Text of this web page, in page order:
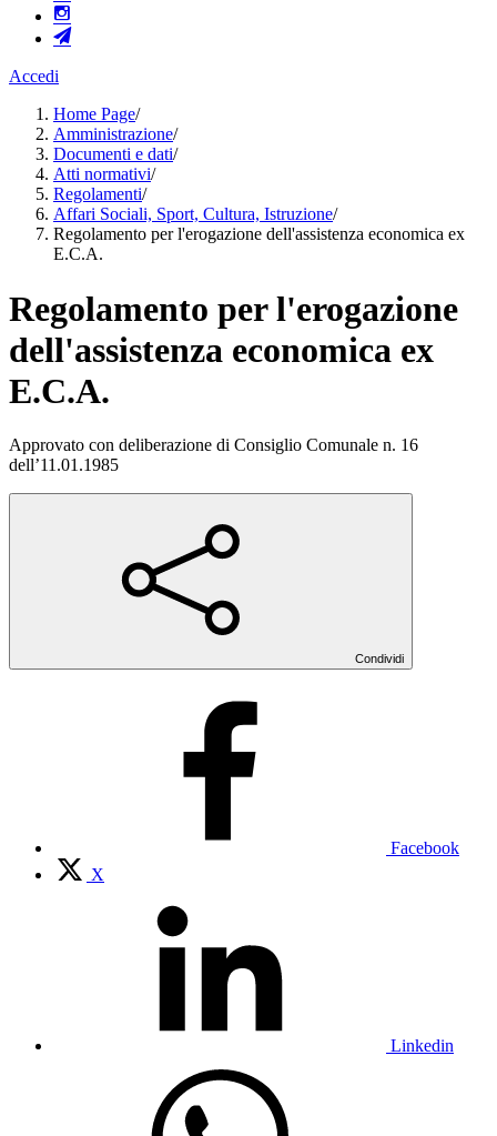
Accedi
Home Page/
Amministrazione/
Documenti e dati/
Atti normativi/
Regolamenti/
Affari Sociali, Sport, Cultura, Istruzione/
Regolamento per l'erogazione dell'assistenza economica ex
E.C.A.
Regolamento per l'erogazione
dell'assistenza economica ex
E.C.A.
Approvato con deliberazione di Consiglio Comunale n. 16
dell’11.01.1985
Condividi
Facebook
X
Linkedin